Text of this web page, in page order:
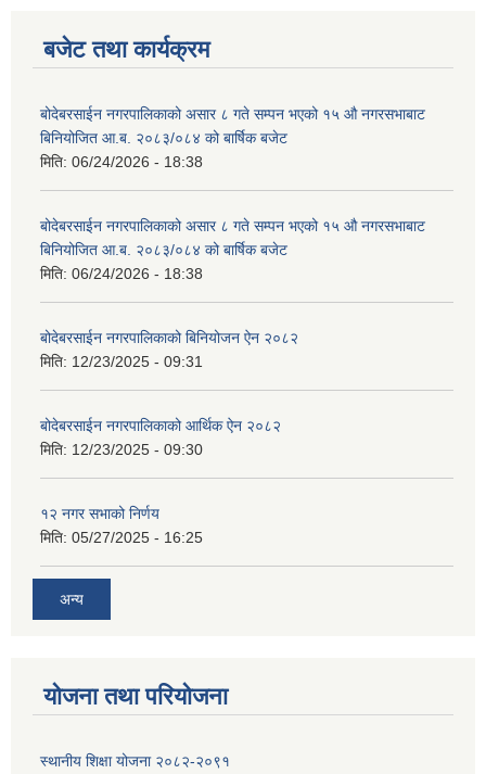
बजेट तथा कार्यक्रम
बोदेबरसाईन नगरपालिकाको असार ८ गते सम्पन भएको १५ ‍‍‍औ नगरसभाबाट
बिनियोजित आ.ब. २०८३/०८४ को बार्षिक बजेट
मिति: 06/24/2026 - 18:38
बोदेबरसाईन नगरपालिकाको असार ८ गते सम्पन भएको १५ ‍‍‍औ नगरसभाबाट
बिनियोजित आ.ब. २०८३/०८४ को बार्षिक बजेट
मिति: 06/24/2026 - 18:38
बोदेबरसाईन नगरपालिकाको बिनियोजन ऐन २०८२
मिति: 12/23/2025 - 09:31
बोदेबरसाईन नगरपालिकाको आर्थिक ऐन २०८२
मिति: 12/23/2025 - 09:30
१२ नगर सभाको निर्णय
मिति: 05/27/2025 - 16:25
अन्य
योजना तथा परियोजना
स्थानीय शिक्षा योजना २०८२-२०९१